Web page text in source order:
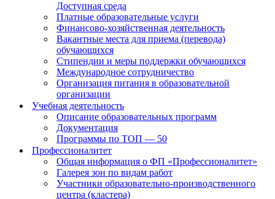
Доступная среда
Платные образовательные услуги
Финансово-хозяйственная деятельность
Вакантные места для приема (перевода)
обучающихся
Стипендии и меры поддержки обучающихся
Международное сотрудничество
Организация питания в образовательной
организации
Учебная деятельность
Описание образовательных программ
Документация
Программы по ТОП — 50
Профессионалитет
Общая информация о ФП «Профессионалитет»
Галерея зон по видам работ
Участники образовательно-производственного
центра (кластера)